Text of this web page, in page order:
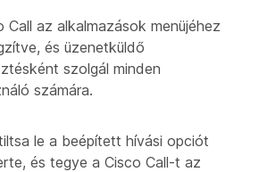
Call az alkalmazások menüjéhez
és üzenetküldő
szolgál minden
számára.
le a beépített hívási opciót
és tegye a Cisco Call-t az